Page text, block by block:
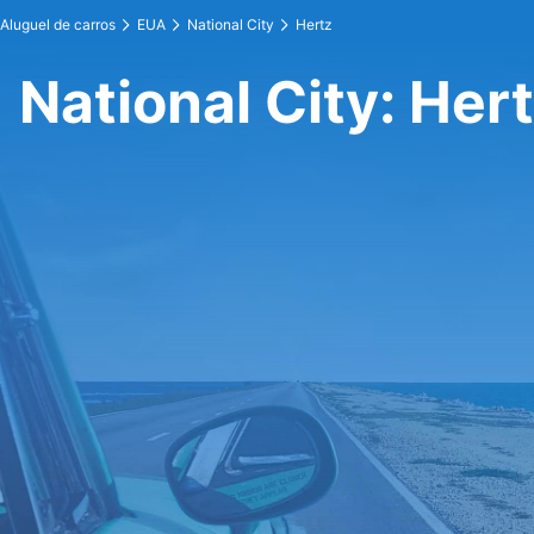
Aluguel de carros EUA National City Hertz
National City: